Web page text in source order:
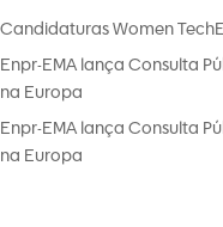
Candidaturas Women
Enpr-EMA lança Consulta
na Europa
Enpr-EMA lança Consulta
na Europa